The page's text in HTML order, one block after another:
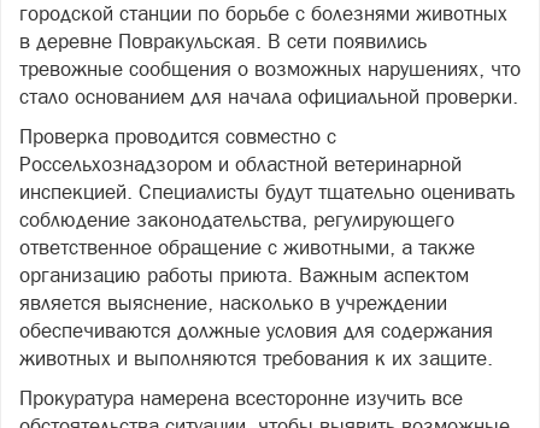
городской станции по борьбе с болезнями животных
в деревне Повракульская. В сети появились
тревожные сообщения о возможных нарушениях, что
стало основанием для начала официальной проверки.
Проверка проводится совместно с
Россельхознадзором и областной ветеринарной
инспекцией. Специалисты будут тщательно оценивать
соблюдение законодательства, регулирующего
ответственное обращение с животными, а также
организацию работы приюта. Важным аспектом
является выяснение, насколько в учреждении
обеспечиваются должные условия для содержания
животных и выполняются требования к их защите.
Прокуратура намерена всесторонне изучить все